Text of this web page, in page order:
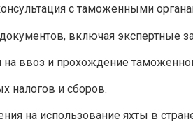
с таможенными
включая экспертные
на ввоз и прохождение
налогов и сборов.
на использование яхты в